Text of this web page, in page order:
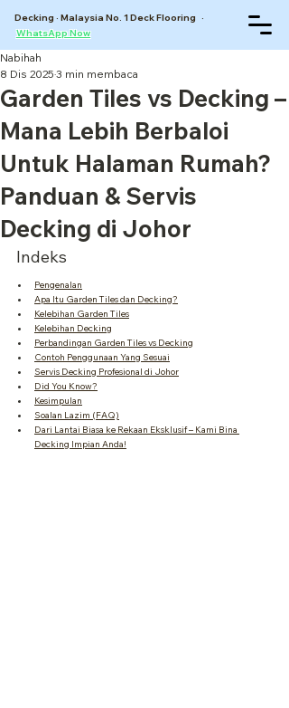
Decking · Malaysia No. 1 Deck Flooring ·
WhatsApp Now
Garden Tiles vs Decking –
Mana Lebih Berbaloi
Untuk Halaman Rumah?
Panduan & Servis
Decking di Johor
Nabihah
8 Dis 2025 3 min membaca
Indeks
Pengenalan
Apa Itu Garden Tiles dan Decking?
Kelebihan Garden Tiles
Kelebihan Decking
Perbandingan Garden Tiles vs Decking
Contoh Penggunaan Yang Sesuai
Servis Decking Profesional di Johor
Did You Know?
Kesimpulan
Soalan Lazim (FAQ)
Dari Lantai Biasa ke Rekaan Eksklusif – Kami Bina
Decking Impian Anda!